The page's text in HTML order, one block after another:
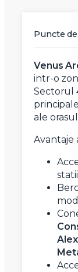
Puncte
Venus
intr-o
Sectorul
ale
Avantaje